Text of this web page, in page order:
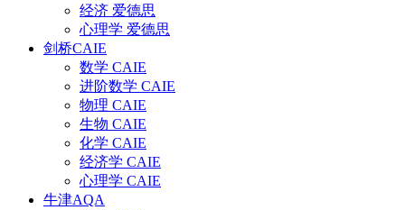
经济 爱德思
心理学 爱德思
剑桥CAIE
数学 CAIE
进阶数学 CAIE
物理 CAIE
生物 CAIE
化学 CAIE
经济学 CAIE
心理学 CAIE
牛津AQA